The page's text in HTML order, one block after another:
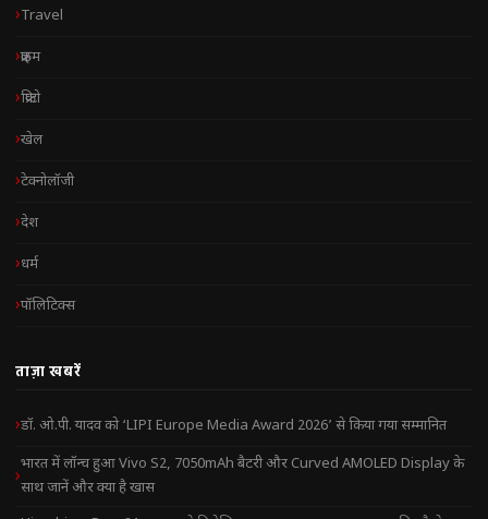
Travel
क्राइम
क्रिप्टो
खेल
टेक्नोलॉजी
देश
धर्म
पॉलिटिक्स
ताज़ा खबरें
डॉ. ओ.पी. यादव को ‘LIPI Europe Media Award 2026’ से किया गया सम्मानित
भारत में लॉन्च हुआ Vivo S2, 7050mAh बैटरी और Curved AMOLED Display के
साथ जानें और क्या है खास